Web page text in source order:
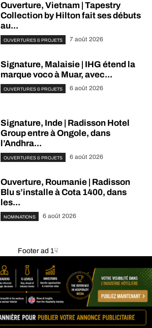
Ouverture, Vietnam | Tapestry
Collection by Hilton fait ses débuts
au...
OUVERTURES & PROJETS 7 août 2026
Signature, Malaisie | IHG étend la
marque voco à Muar, avec...
OUVERTURES & PROJETS 6 août 2026
Signature, Inde | Radisson Hotel
Group entre à Ongole, dans
l’Andhra...
OUVERTURES & PROJETS 6 août 2026
Ouverture, Roumanie | Radisson
Blu s’installe à Cota 1400, dans
les...
NOMINATIONS 6 août 2026
Footer ad 1☟